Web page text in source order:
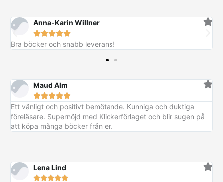
Anna-Karin Willner

Bra böcker och snabb leverans!
Maud Alm

Ett vänligt och positivt bemötande. Kunniga och duktiga
föreläsare. Supernöjd med Klickerförlaget och blir sugen på
att köpa många böcker från er.
Lena Lind
